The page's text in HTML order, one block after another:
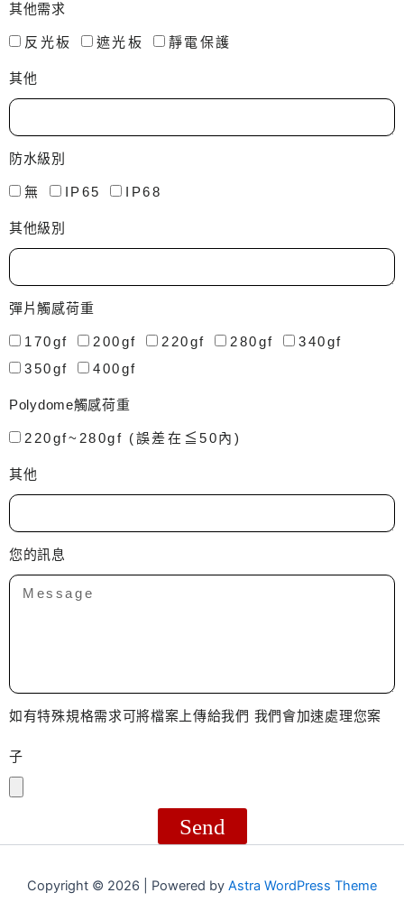
其他需求
反光板 遮光板 靜電保護
其他
防水級別
無 IP65 IP68
其他級別
彈片觸感荷重
170gf 200gf 220gf 280gf
340gf
350gf
400gf
Polydome觸感荷重
220gf~280gf (誤差在≦50內)
其他
您的訊息
如有特殊規格需求可將檔案上傳給我們 我們會加速處理您案
子
Send
Copyright © 2026 | Powered by Astra WordPress Theme